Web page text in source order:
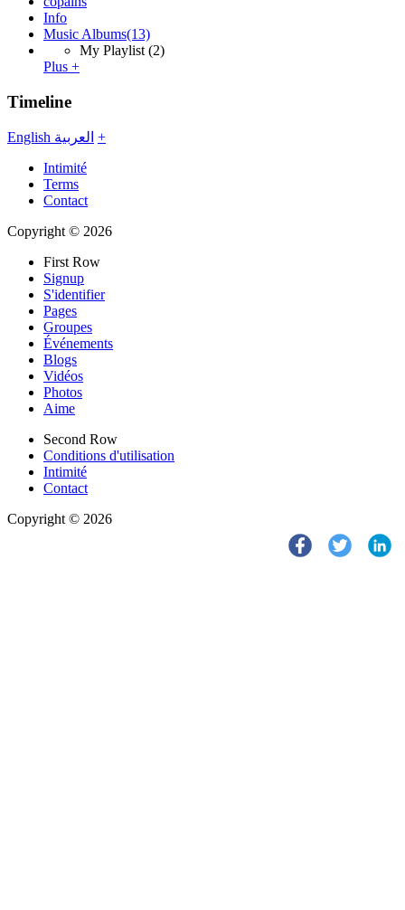
Info
Music Albums(13)
My Playlist (2)
Plus +
Timeline
English العربية +
Intimité
Terms
Contact
Copyright © 2026
First Row
Signup
S'identifier
Pages
Groupes
Événements
Blogs
Vidéos
Photos
Aime
Second Row
Conditions d'utilisation
Intimité
Contact
Copyright © 2026